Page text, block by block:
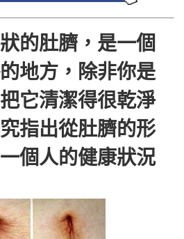
的肚臍，是一個
地方，除非你是
它清潔得很乾淨
指出從肚臍的形
個人的健康狀況